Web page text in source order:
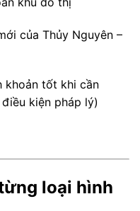
của Thủy Nguyên –
khoản tốt khi cần
kiện pháp lý)
loại hình